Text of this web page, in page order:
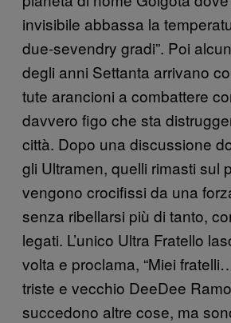
invisibile abbassa la
due-sevendry gradi”. Poi
degli anni Settanta arrivano
tute arancioni a combattere
davvero figo che sta
città. Dopo una discussione
gli Ultramen, quelli rimasti sul
vengono crocifissi da una
senza ribellarsi più di tanto,
legati. L’unico Ultra Fratello
volta e proclama, “Miei
triste e vecchio DeeDee
succedono altre cose, ma